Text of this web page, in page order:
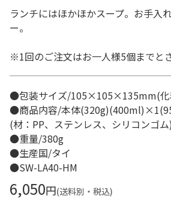
ランチにはほかほかスープ。お手入
ー。
※1回のご注文はお一人様5個までと
●包装サイズ/105×105×135mm(
●商品内容/本体
(材：PP、ステンレス、シリコンゴ
●重量/380g
●生産国/タイ
●SW-LA40-HM
6,050円(送料別・税込)